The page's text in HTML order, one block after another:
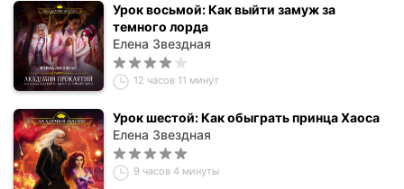
Урок восьмой: Как выйти замуж за
темного лорда
Елена Звездная
12 часов 11 минут
Урок шестой: Как обыграть принца Хаоса
Елена Звездная
9 часов 4 минуты